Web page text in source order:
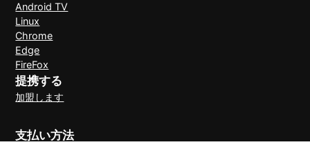
Android TV
Linux
Chrome
Edge
FireFox
提携する
加盟します
支払い方法